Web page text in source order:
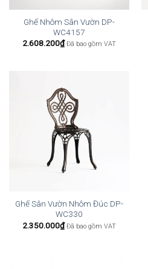
Ghế Nhôm Sân Vườn DP-
WC4157
2.608.200₫ Đã bao gồm VAT
Ghế Sân Vườn Nhôm Đúc DP-
WC330
2.350.000₫ Đã bao gồm VAT